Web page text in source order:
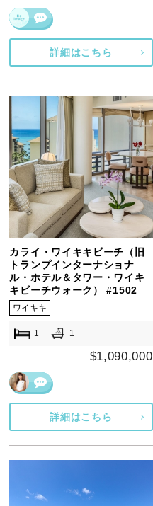
詳細はこちら
カライ・ワイキキビーチ（旧
トランプインターナショナ
ル・ホテル＆タワー・ワイキ
キビーチウォーク） #1502
ワイキキ
1 1
$1,090,000
詳細はこちら